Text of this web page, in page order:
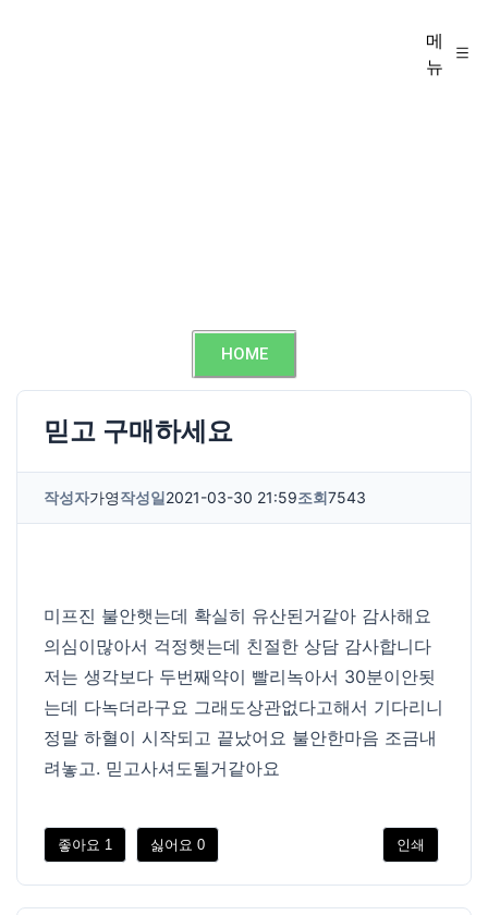
메
뉴
HOME
믿고 구매하세요
작성자가영작성일2021-03-30 21:59조회7543
미프진 불안햇는데 확실히 유산된거같아 감사해요
의심이많아서 걱정햇는데 친절한 상담 감사합니다
저는 생각보다 두번째약이 빨리녹아서 30분이안됫
는데 다녹더라구요 그래도상관없다고해서 기다리니
정말 하혈이 시작되고 끝났어요 불안한마음 조금내
려놓고. 믿고사셔도될거같아요
좋아요 1 싫어요 0 인쇄